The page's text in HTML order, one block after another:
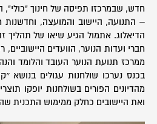
חדש, שבמרכזו תפיסה של חינוך "כולי",
– התנועה, היישוב והמועצה, וחדשנות
הדיאלוג. אתמול הגיע שיאו של תהליך
חברי ועדות הנוער, הוועדים היישוביים,
ממרכז תנועת הנוער העובד והלומד
בכנס נערכו שולחנות עגולים בנושא
מהדיונים הפורים בשולחנות יופקו
ואת היישובים כחלק ממימוש התכנית